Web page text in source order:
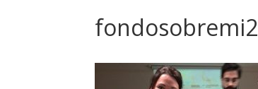
fondosobremi2